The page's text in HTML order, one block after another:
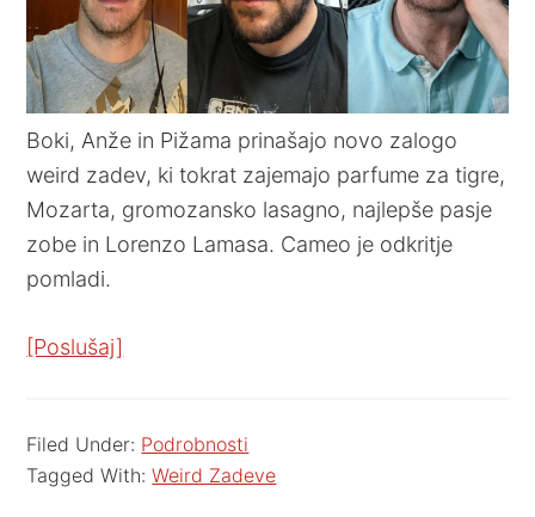
Boki, Anže in Pižama prinašajo novo zalogo
weird zadev, ki tokrat zajemajo parfume za tigre,
Mozarta, gromozansko lasagno, najlepše pasje
zobe in Lorenzo Lamasa. Cameo je odkritje
pomladi.
[Poslušaj]
Filed Under: Podrobnosti
Tagged With:Weird Zadeve